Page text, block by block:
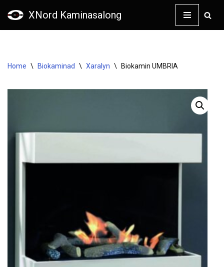
XNord Kaminasalong
Home \ Biokaminad \ Xaralyn \ Biokamin UMBRIA